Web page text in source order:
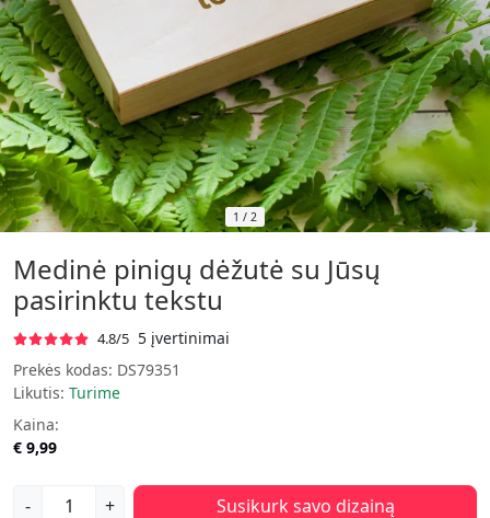
1 / 2
Medinė pinigų dėžutė su Jūsų
pasirinktu tekstu
4.8/5 5 įvertinimai
Prekės kodas: DS79351
Likutis: Turime
Kaina:
€ 9,99
- + Susikurk savo dizainą